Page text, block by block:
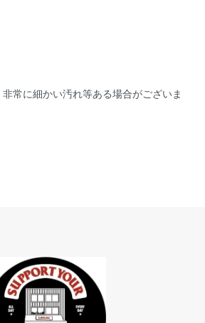
常に細かい汚れ等ある場合がございま